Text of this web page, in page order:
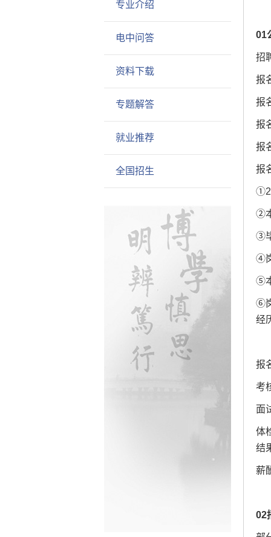
专业介绍
电中问答
资料下载
专题解答
就业推荐
全国招生
01
招
报
报
报
报
报
②
③
④
⑤
⑥
经
报
考
面
体
结
薪
02